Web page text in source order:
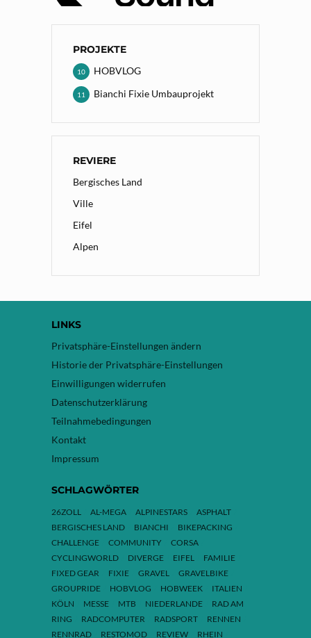
PROJEKTE
HOBVLOG
10
Bianchi Fixie Umbauprojekt
11
REVIERE
Bergisches Land
Ville
Eifel
Alpen
LINKS
Privatsphäre-Einstellungen ändern
Historie der Privatsphäre-Einstellungen
Einwilligungen widerrufen
Datenschutzerklärung
Teilnahmebedingungen
Kontakt
Impressum
SCHLAGWÖRTER
26ZOLL AL-MEGA ALPINESTARS
ASPHALT
BERGISCHES LAND
BIANCHI
BIKEPACKING
CHALLENGE
COMMUNITY
CORSA
CYCLINGWORLD
DIVERGE EIFEL
FAMILIE
FIXED GEAR
FIXIE GRAVEL
GRAVELBIKE
GROUPRIDE
HOBVLOG HOBWEEK
ITALIEN
KÖLN
MESSE MTB NIEDERLANDE
RAD AM
RING
RADCOMPUTER RADSPORT
RENNEN
RENNRAD
RESTOMOD REVIEW RHEIN